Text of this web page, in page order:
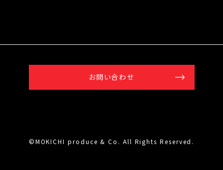
お問い合わせ
©MOKICHI produce & Co. All Rights Reserved.